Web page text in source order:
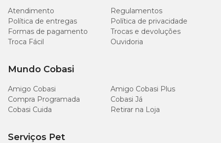
Atendimento
Regulamentos
Política de entregas
Política de privacidade
Formas de pagamento
Trocas e devoluções
Troca Fácil
Ouvidoria
Mundo Cobasi
Amigo Cobasi
Amigo Cobasi Plus
Compra Programada
Cobasi Já
Cobasi Cuida
Retirar na Loja
Serviços Pet